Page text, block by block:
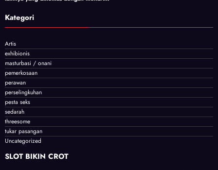
Kategori
Artis
exhibionis
masturbasi / onani
pemerkosaan
perawan
perselingkuhan
pesta seks
sedarah
threesome
tukar pasangan
Uncategorized
SLOT BIKIN CROT